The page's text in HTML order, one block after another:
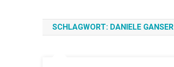
SCHLAGWORT: DANIELE GANSER